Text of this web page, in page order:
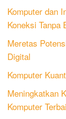
Komputer dan
Koneksi Tanpa
Meretas
Digital
Komputer
Meningkatkan
Komputer